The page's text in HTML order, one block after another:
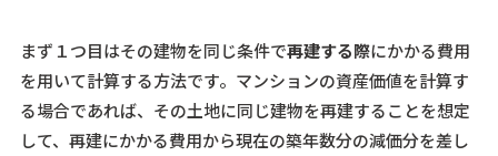
まず１つ目はその建物を同じ条件で再建する際にかかる費用
を用いて計算する方法です。マンションの資産価値を計算す
る場合であれば、その土地に同じ建物を再建することを想定
して、再建にかかる費用から現在の築年数分の減価分を差し